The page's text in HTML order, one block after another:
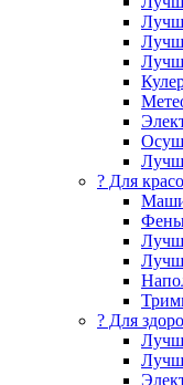
? Для
Фены
? Для